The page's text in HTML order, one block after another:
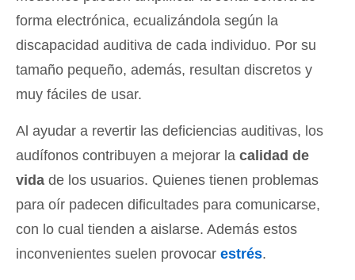
forma electrónica, ecualizándola según la
discapacidad auditiva de cada individuo. Por su
tamaño pequeño, además, resultan discretos y
muy fáciles de usar.
Al ayudar a revertir las deficiencias auditivas, los
audífonos contribuyen a mejorar la calidad de
vida de los usuarios. Quienes tienen problemas
para oír padecen dificultades para comunicarse,
con lo cual tienden a aislarse. Además estos
inconvenientes suelen provocar estrés.